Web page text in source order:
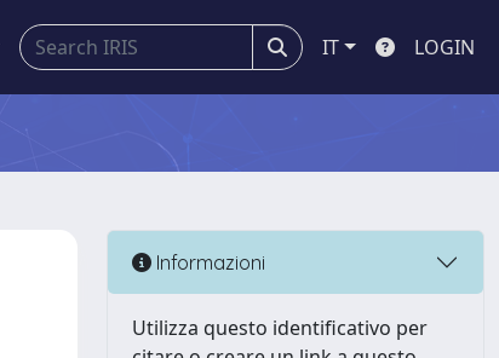
IT LOGIN
Informazioni
Utilizza questo identificativo per